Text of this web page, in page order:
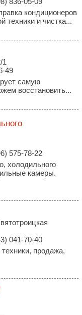
кондиционеров
техники и чистка...
1
49
самую
восстановить...
575-78-22
холодильного
камеры.
041-70-40
продажа,